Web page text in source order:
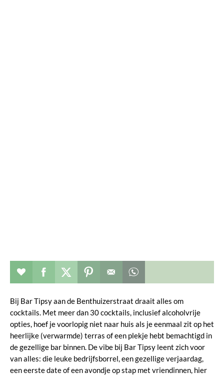
Restaurant toevoegen aan favorieten
Deel dit op facebook
Deel dit op twitter
Deel dit op pinterest
Bij Bar Tipsy aan de Benthuizerstraat draait alles om
cocktails. Met meer dan 30 cocktails, inclusief alcoholvrije
opties, hoef je voorlopig niet naar huis als je eenmaal zit op het
heerlijke (verwarmde) terras of een plekje hebt bemachtigd in
de gezellige bar binnen. De vibe bij Bar Tipsy leent zich voor
van alles: die leuke bedrijfsborrel, een gezellige verjaardag,
een eerste date of een avondje op stap met vriendinnen, hier